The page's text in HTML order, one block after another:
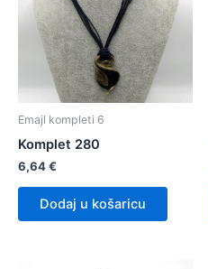
Emajl kompleti 6
Komplet 280
6,64€
Dodaj u košaricu